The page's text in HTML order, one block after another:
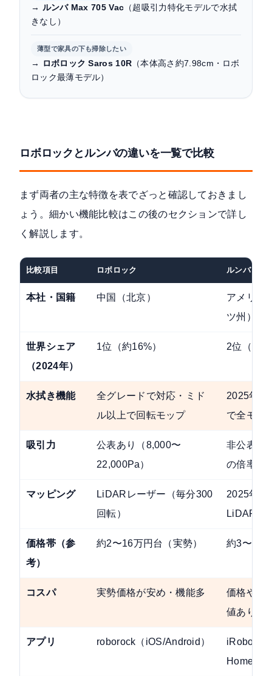
→ ルンバ Max 705 Vac （超吸引力特化モデルで水拭
きなし）
薄型で家具の下も掃除したい
→ ロボロック Saros 10R （本体高さ約7.98cm・ロボ
ロック最薄モデル）
ロボロックとルンバの違いを一覧で比較
まず両者の主な特徴を表でざっと確認しておきまし
ょう。細かい機能比較はこの後のセクションで詳し
く解説します。
比較項目 ロボロック ルンバ（
本社・国籍 中国（北京）
アメリカ
ツ州）
世界シェア
（2024年）
1位（約16%） 2位（約
水拭き機能
全グレードで対応・ミド
ル以上で回転モップ
2025年フ
で全モデ
吸引力
公表あり（8,000〜
22,000Pa）
非公表（
の倍率表
マッピング
LiDARレーザー（毎分300
回転）
2025年新
LiDAR対
価格帯（参
考）
約2〜16万円台（実勢） 約3〜15
コスパ 実勢価格が安め・機能多
価格やや
値あり
アプリ roborock（iOS/Android）
iRobot
Home（